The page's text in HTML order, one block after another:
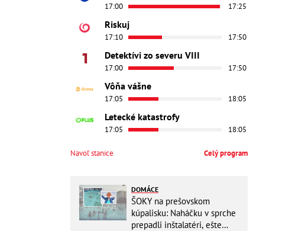
17:00 17:25
Riskuj
17:10 17:50
Detektívi zo severu VIII
17:00 17:50
Vôňa vášne
17:05 18:05
Letecké katastrofy
17:05 18:05
Navoľ stanice Celý program
DOMÁCE
ŠOKY na prešovskom
kúpalisku: Naháčku v sprche
prepadli inštalatéri, ešte